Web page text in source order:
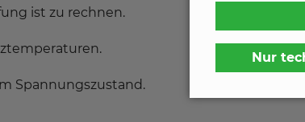
Nur
ist zu rechnen.
Spannungszustand.